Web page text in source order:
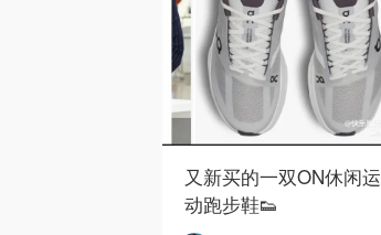
又新买的一双ON休闲运
动跑步鞋👟